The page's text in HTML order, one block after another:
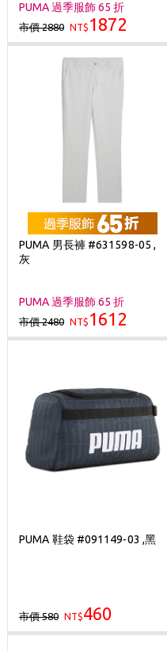
PUMA 過季服飾 65 折
市價 2880 NT$ 1872
PUMA 男長褲 #631598-05 ,
灰
PUMA 過季服飾 65 折
市價 2480 NT$ 1612
PUMA 鞋袋 #091149-03 ,黑
市價 580 NT$460